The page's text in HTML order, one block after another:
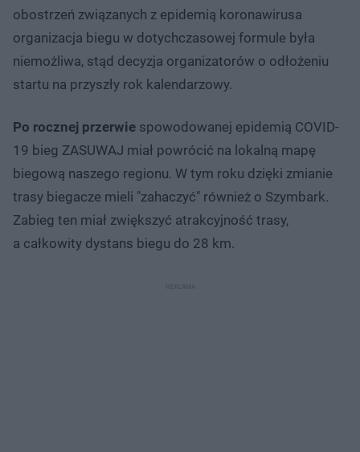
obostrzeń związanych z epidemią koronawirusa
organizacja biegu w dotychczasowej formule była
niemożliwa, stąd decyzja organizatorów o odłożeniu
startu na przyszły rok kalendarzowy.
Po rocznej przerwie spowodowanej epidemią COVID-
19 bieg ZASUWAJ miał powrócić na lokalną mapę
biegową naszego regionu. W tym roku dzięki zmianie
trasy biegacze mieli "zahaczyć" również o Szymbark.
Zabieg ten miał zwiększyć atrakcyjność trasy,
a całkowity dystans biegu do 28 km.